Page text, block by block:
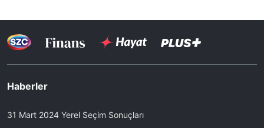
Haberler
31 Mart 2024 Yerel Seçim Sonuçları